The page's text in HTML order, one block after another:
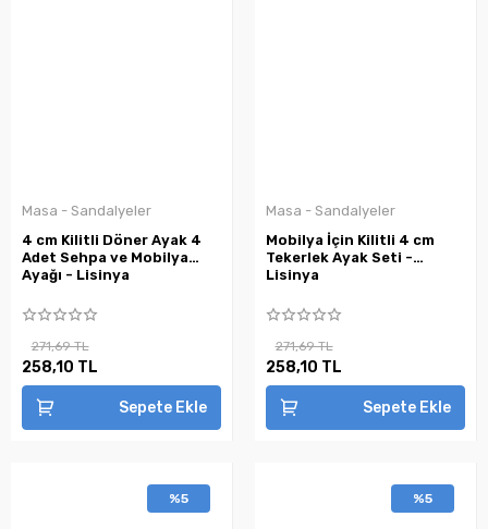
Masa - Sandalyeler
4 cm Kilitli Döner Ayak 4
Adet Sehpa ve Mobilya
Ayağı - Lisinya
271,69 TL
258,10 TL
Sepete Ekle
Masa - Sandalyeler
Mobilya İçin Kilitli 4 cm
Tekerlek Ayak Seti -
Lisinya
271,69 TL
258,10 TL
Sepete Ekle
%5 %5